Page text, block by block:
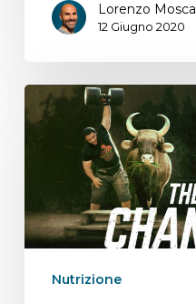
Lorenzo Mosca
12 Giugno 2020
Nutrizione